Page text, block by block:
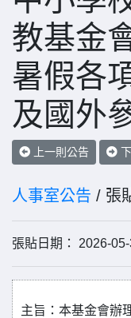
教基金
暑假各
及國外
上一則公告
人事室公告 / 張
張貼日期： 2026-
主旨：本基金會辦